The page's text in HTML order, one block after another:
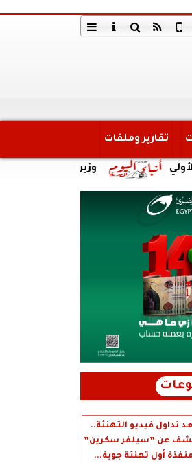
تقارير وملفات
وزير العمل يتابع حادث انقلاب
تداول فيديو التهنئة..
عن ”سيلفر سكرين”
منفذة أول تهنئة جوية...